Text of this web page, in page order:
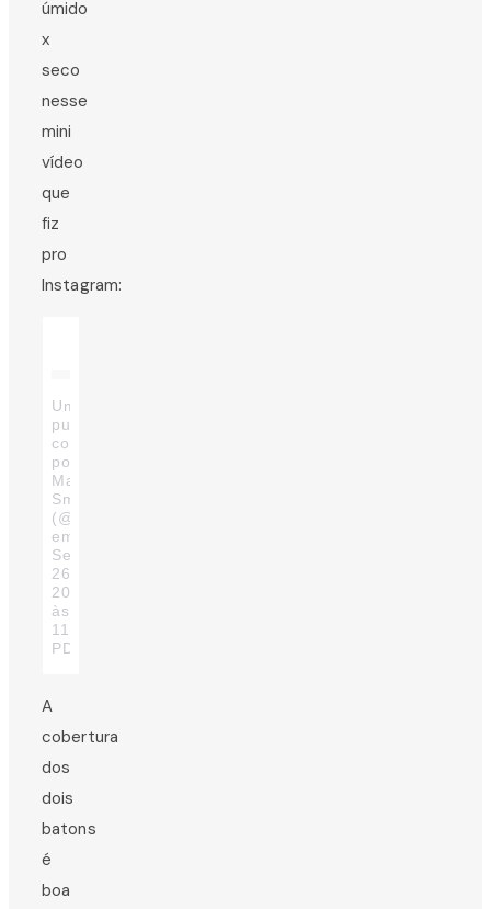
úmido
x
seco
nesse
mini
vídeo
que
fiz
pro
Instagram:
Uma
publicação
compartilhada
por
Marina
Smith
(@marina2beauty)
em
Set
26,
2017
às
11:14
PDT
A
cobertura
dos
dois
batons
é
boa